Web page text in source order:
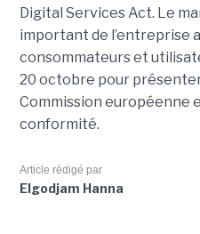
Digital Services Act. Le
important de l’entreprise
consommateurs et
20 octobre pour présenter
Commission européenne
conformité.
Article rédigé par
Elgodjam Hanna